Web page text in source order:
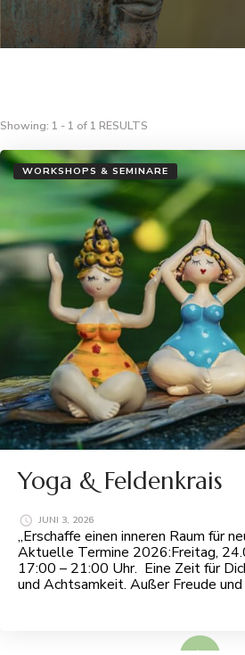
Showing: 1 - 1 of 1 RESULTS
WORKSHOPS & SEMINARE
Yoga & Feldenkrais
JUNI 3, 2026
„Erschaffe einen inneren Raum für
Aktuelle Termine 2026:Freitag,
17:00 – 21:00 Uhr. Eine Zeit für
und Achtsamkeit. Außer Freude